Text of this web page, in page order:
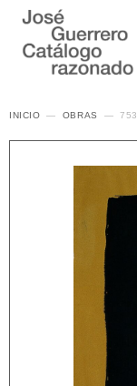
INICIO OBRAS